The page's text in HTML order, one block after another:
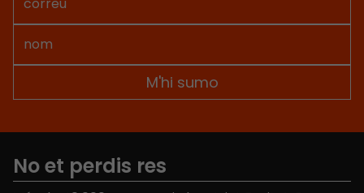
No et perdis res